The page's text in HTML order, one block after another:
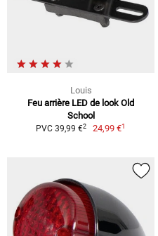
Louis
Feu arrière LED de look Old
School
PVC 39,99 €2 24,99 €1